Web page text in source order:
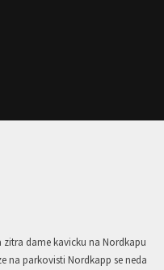
dame kavicku na Nordkapu
na parkovisti Nordkapp se neda